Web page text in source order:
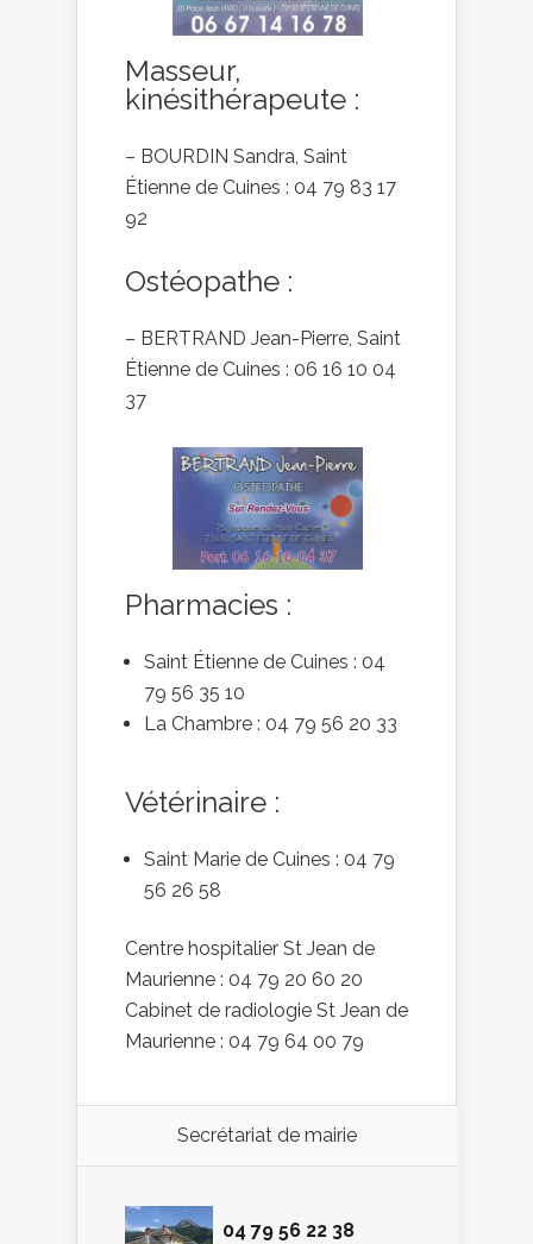
Masseur,
kinésithérapeute :
– BOURDIN Sandra, Saint
Étienne de Cuines : 04 79 83 17
92
Ostéopathe :
– BERTRAND Jean-Pierre, Saint
Étienne de Cuines : 06 16 10 04
37
Pharmacies :
Saint Étienne de Cuines : 04
79 56 35 10
La Chambre : 04 79 56 20 33
Vétérinaire :
Saint Marie de Cuines : 04 79
56 26 58
Centre hospitalier St Jean de
Maurienne : 04 79 20 60 20
Cabinet de radiologie St Jean de
Maurienne : 04 79 64 00 79
Secrétariat de mairie
04 79 56 22 38